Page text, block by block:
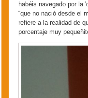
habéis navegado por la
“que no nació desde el
refiere a la realidad de
porcentaje muy